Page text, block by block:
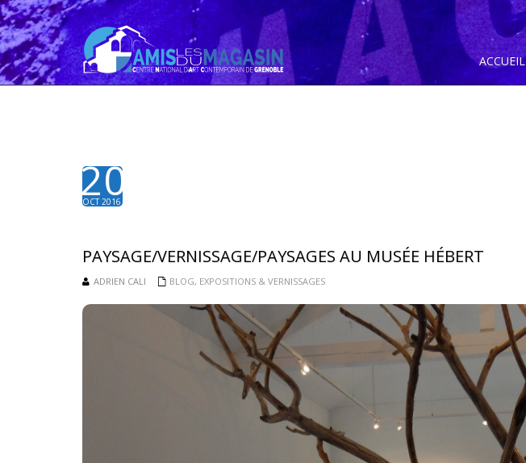
ACCUEIL
20
OCT 2016
PAYSAGE/VERNISSAGE/PAYSAGES AU MUSÉE HÉBERT
ADRIEN CALI BLOG, EXPOSITIONS & VERNISSAGES